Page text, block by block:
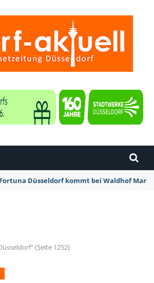
Fortuna Düsseldorf kommt bei Waldhof
(Seite 1252)